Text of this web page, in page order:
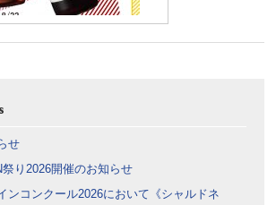
せ
り2026開催のお知らせ
ンコンクール2026において《シャルドネ